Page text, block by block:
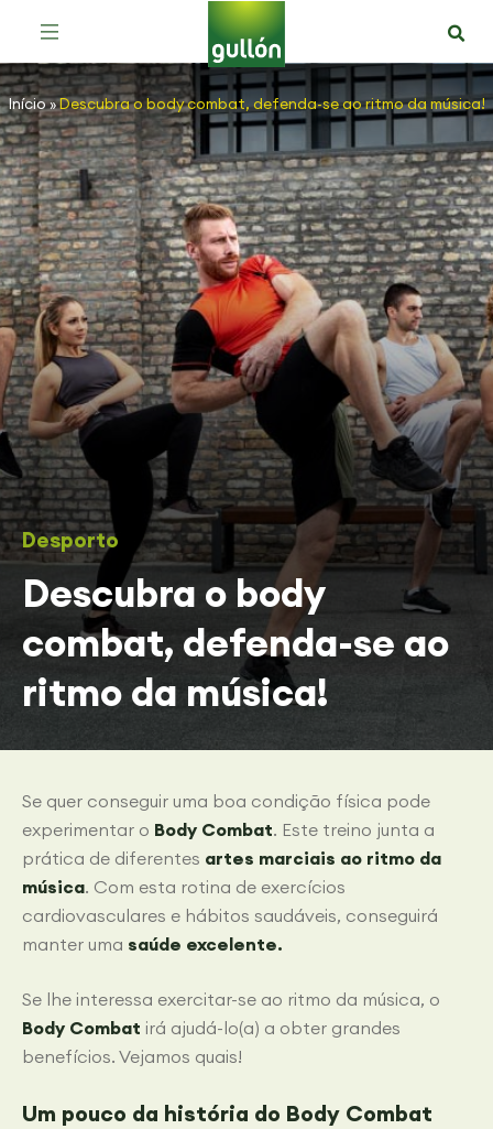
Início»Descubra o body combat, defenda-se ao ritmo da música!
Desporto
Descubra o body
combat, defenda-se ao
ritmo da música!
Se quer conseguir uma boa condição física pode
experimentar o Body Combat. Este treino junta a
prática de diferentes artes marciais ao ritmo da
música. Com esta rotina de exercícios
cardiovasculares e hábitos saudáveis, conseguirá
manter uma saúde excelente.
Se lhe interessa exercitar-se ao ritmo da música, o
Body Combat irá ajudá-lo(a) a obter grandes
benefícios. Vejamos quais!
Um pouco da história do Body Combat